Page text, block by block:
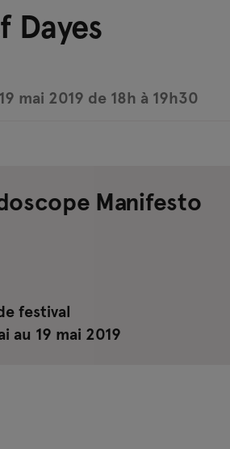
Dayes
mai 2019 de 18h à 19h30
Manifesto
festival
au 19 mai 2019